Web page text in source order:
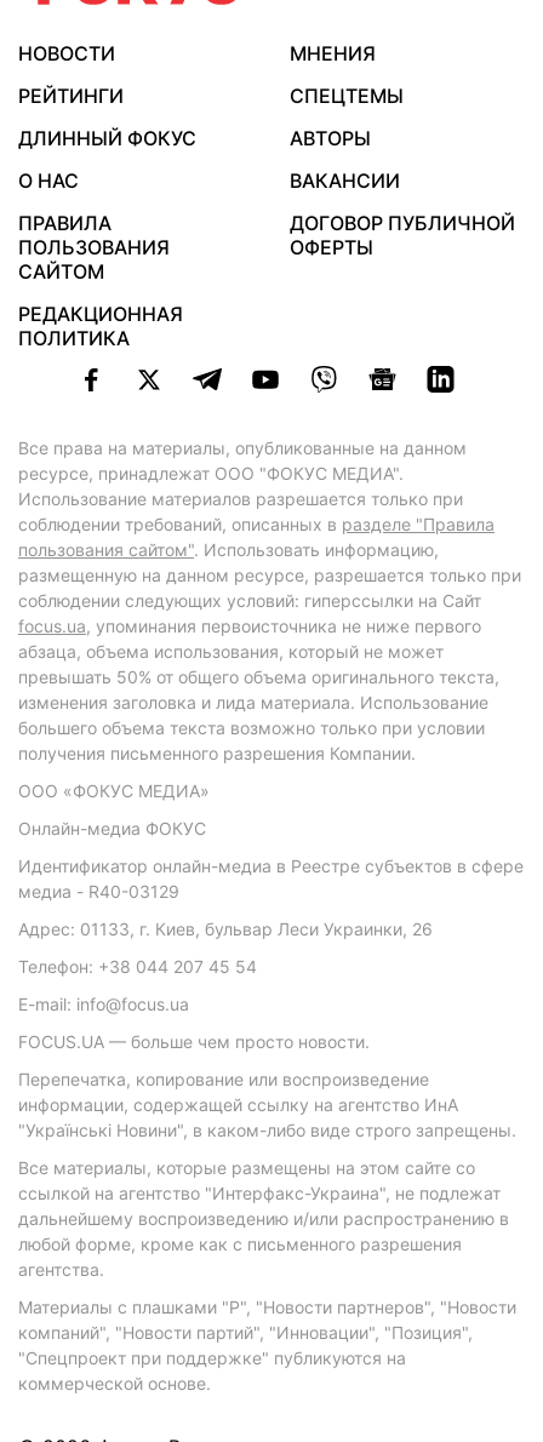
НОВОСТИ
МНЕНИЯ
РЕЙТИНГИ
СПЕЦТЕМЫ
ДЛИННЫЙ ФОКУС
АВТОРЫ
О НАС
ВАКАНСИИ
ПРАВИЛА
ПОЛЬЗОВАНИЯ
САЙТОМ
ДОГОВОР ПУБЛИЧНОЙ
ОФЕРТЫ
РЕДАКЦИОННАЯ
ПОЛИТИКА
Все права на материалы, опубликованные на данном
ресурсе, принадлежат ООО "ФОКУС МЕДИА".
Использование материалов разрешается только при
соблюдении требований, описанных в разделе "Правила
пользования сайтом". Использовать информацию,
размещенную на данном ресурсе, разрешается только при
соблюдении следующих условий: гиперссылки на Сайт
focus.ua, упоминания первоисточника не ниже первого
абзаца, объема использования, который не может
превышать 50% от общего объема оригинального текста,
изменения заголовка и лида материала. Использование
большего объема текста возможно только при условии
получения письменного разрешения Компании.
ООО «ФОКУС МЕДИА»
Онлайн-медиа ФОКУС
Идентификатор онлайн-медиа в Реестре субъектов в сфере
медиа - R40-03129
Адрес: 01133, г. Киев, бульвар Леси Украинки, 26
Телефон: +38 044 207 45 54
E-mail: info@focus.ua
FOCUS.UA — больше чем просто новости.
Перепечатка, копирование или воспроизведение
информации, содержащей ссылку на агентство ИнА
"Українські Новини", в каком-либо виде строго запрещены.
Все материалы, которые размещены на этом сайте со
ссылкой на агентство "Интерфакс-Украина", не подлежат
дальнейшему воспроизведению и/или распространению в
любой форме, кроме как с письменного разрешения
агентства.
Материалы с плашками "Р", "Новости партнеров", "Новости
компаний", "Новости партий", "Инновации", "Позиция",
"Спецпроект при поддержке" публикуются на
коммерческой основе.